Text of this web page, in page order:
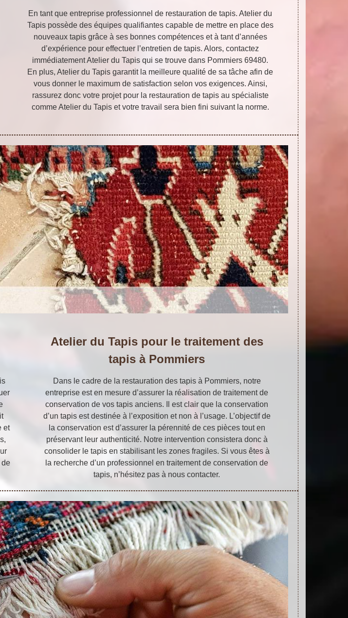
En tant que entreprise professionnel de restauration de tapis. Atelier du
Tapis possède des équipes qualifiantes capable de mettre en place des
nouveaux tapis grâce à ses bonnes compétences et à tant d’années
d’expérience pour effectuer l’entretien de tapis. Alors, contactez
immédiatement Atelier du Tapis qui se trouve dans Pommiers 69480.
En plus, Atelier du Tapis garantit la meilleure qualité de sa tâche afin de
vous donner le maximum de satisfaction selon vos exigences. Ainsi,
rassurez donc votre projet pour la restauration de tapis au spécialiste
comme Atelier du Tapis et votre travail sera bien fini suivant la norme.
et
de
Atelier du Tapis pour le traitement des
tapis à Pommiers
Dans le cadre de la restauration des tapis à Pommiers, notre
entreprise est en mesure d’assurer la réalisation de traitement de
conservation de vos tapis anciens. Il est clair que la conservation
d’un tapis est destinée à l’exposition et non à l’usage. L’objectif de
la conservation est d’assurer la pérennité de ces pièces tout en
préservant leur authenticité. Notre intervention consistera donc à
consolider le tapis en stabilisant les zones fragiles. Si vous êtes à
la recherche d’un professionnel en traitement de conservation de
tapis, n’hésitez pas à nous contacter.